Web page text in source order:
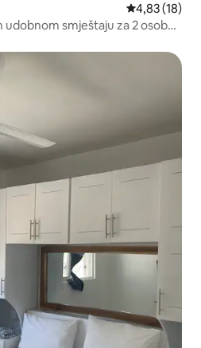
Prosječna
4,83 (18)
smještaju za 2 osobe